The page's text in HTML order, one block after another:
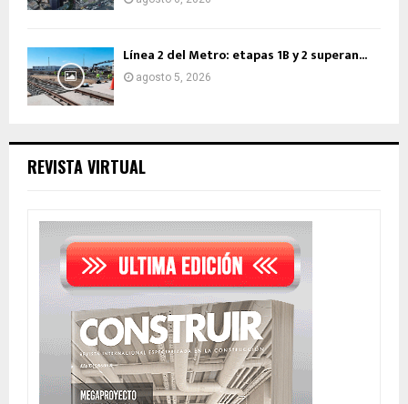
Línea 2 del Metro: etapas 1B y 2 superan...
agosto 5, 2026
REVISTA VIRTUAL